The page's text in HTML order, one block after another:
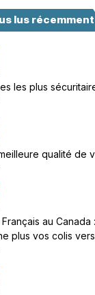
lus récemment
les plus
qualité de
au Canada
plus vos colis